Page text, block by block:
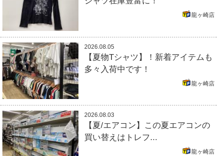
龍ヶ崎店
2026.08.05
【夏物Tシャツ】！新着アイテムも
多々入荷中です！
龍ヶ崎店
2026.08.03
【夏/エアコン】この夏エアコンの
買い替えはトレフ...
龍ヶ崎店